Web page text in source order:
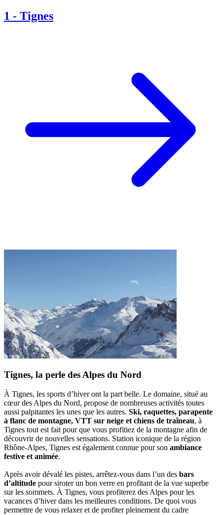
1 - Tignes
Tignes, la perle des Alpes du Nord
À Tignes, les sports d’hiver ont la part belle. Le domaine, situé au
cœur des Alpes du Nord, propose de nombreuses activités toutes
aussi palpitantes les unes que les autres. Ski, raquettes, parapente
à flanc de montagne, VTT sur neige et chiens de traîneau, à
Tignes tout est fait pour que vous profitiez de la montagne afin de
découvrir de nouvelles sensations. Station iconique de la région
Rhône-Alpes, Tignes est également connue pour son ambiance
festive et animée.
Après avoir dévalé les pistes, arrêtez-vous dans l’un des bars
d’altitude pour siroter un bon verre en profitant de la vue superbe
sur les sommets. À Tignes, vous profiterez des Alpes pour les
vacances d’hiver dans les meilleures conditions. De quoi vous
permettre de vous relaxer et de profiter pleinement du cadre